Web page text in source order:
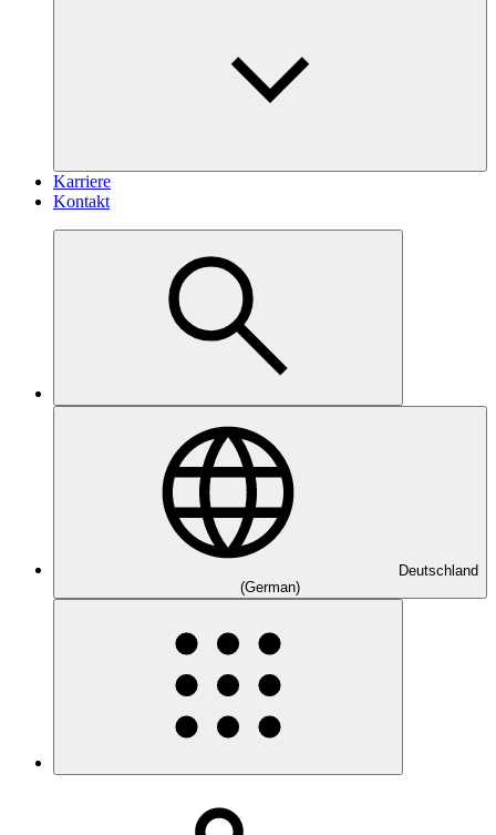
Karriere
Kontakt
Deutschland
(German)